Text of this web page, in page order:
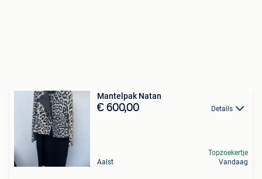
Mantelpak Natan
€ 600,00 Details
Aalst
Topzoekertje
Vandaag